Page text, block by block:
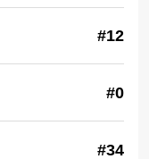
#12
#0
#34